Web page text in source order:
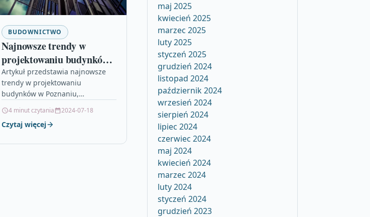
BUDOWNICTWO
Najnowsze trendy w
projektowaniu budynków
w Poznaniu
Artykuł przedstawia najnowsze
trendy w projektowaniu
budynków w Poznaniu,
rozwiązaniach
architektonicznych, integracji
4 minut czytania 2024-07-18
Czytaj więcej
maj 2025
kwiecień 2025
marzec 2025
luty 2025
styczeń 2025
grudzień 2024
listopad 2024
październik 2024
wrzesień 2024
sierpień 2024
lipiec 2024
czerwiec 2024
maj 2024
kwiecień 2024
marzec 2024
luty 2024
styczeń 2024
grudzień 2023